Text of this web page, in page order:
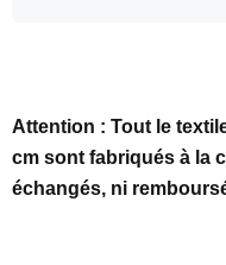
Attention : Tout le
cm sont fabriqués à la
échangés, ni